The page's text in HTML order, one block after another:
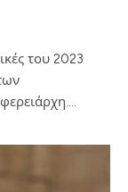
του 2023